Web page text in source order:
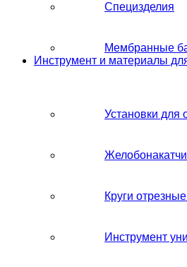
Специзделия
Мембранные
Инструмент и материалы
Установки для
Круги
Инструмент